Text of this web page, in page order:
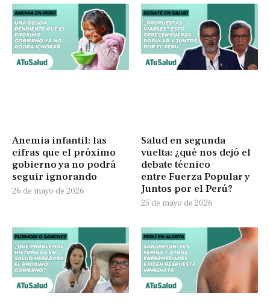
Anemia infantil: las
cifras que el próximo
gobierno ya no podrá
seguir ignorando
26 de mayo de 2026
Salud en segunda
vuelta: ¿qué nos dejó el
debate técnico
entre Fuerza Popular y
Juntos por el Perú?
25 de mayo de 2026